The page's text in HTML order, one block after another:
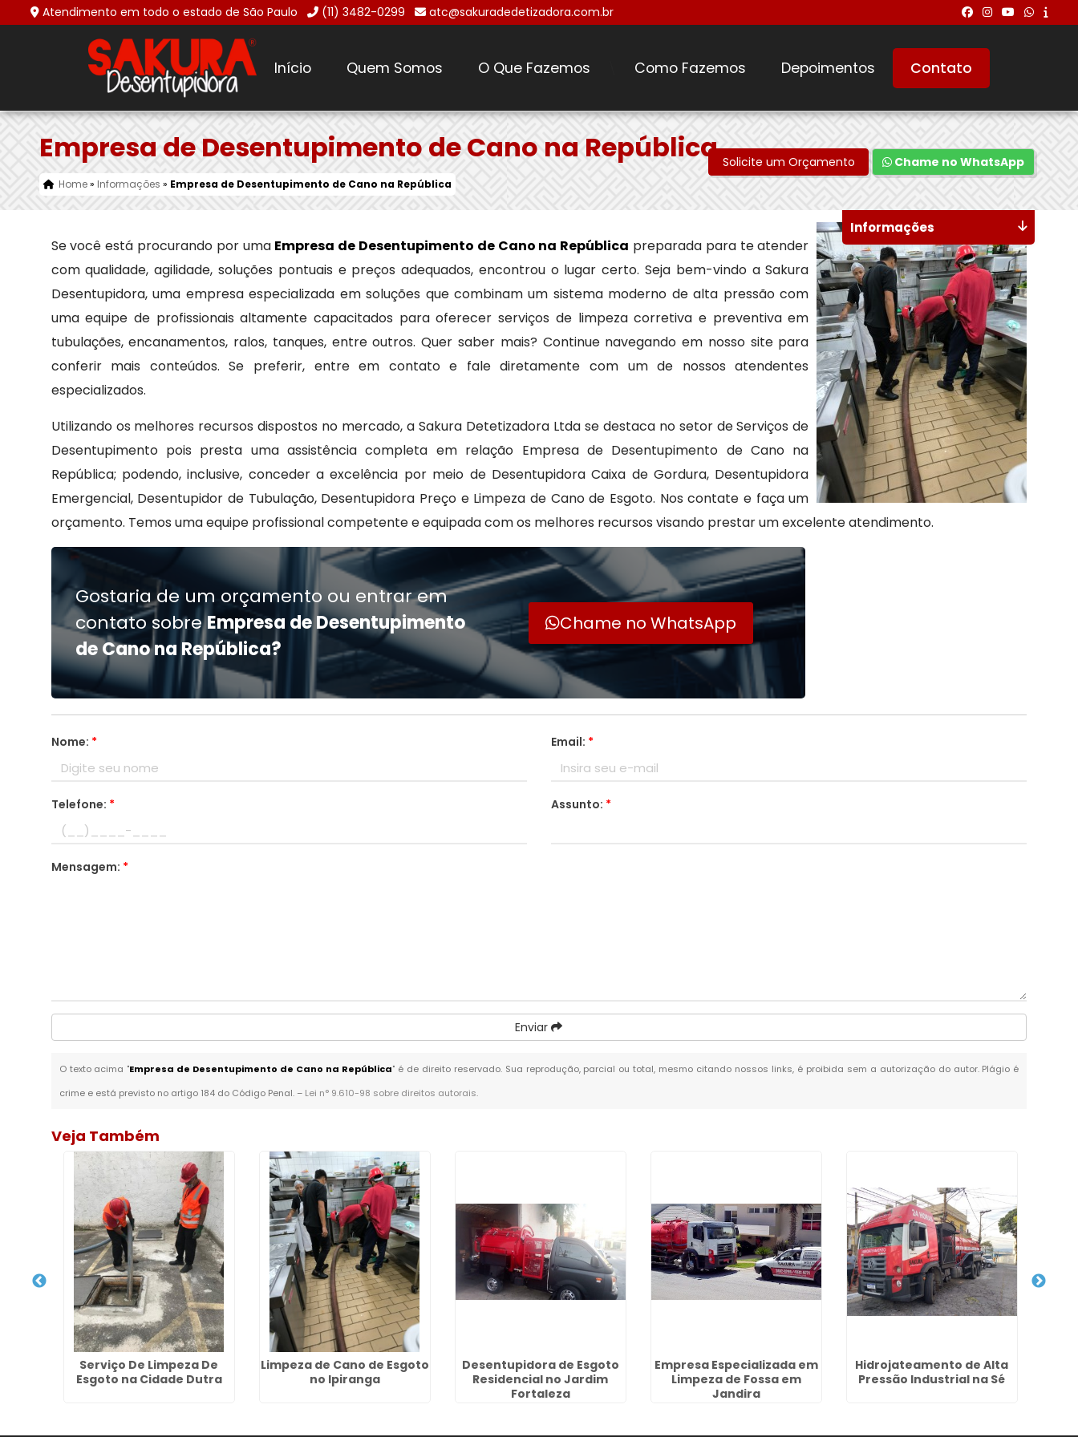
Atendimento em todo o estado de São Paulo (11) 3482-0299 atc@sakuradedetizadora.com.br
Início Quem Somos O Que Fazemos Como Fazemos Depoimentos Contato
Empresa de Desentupimento de Cano na República
Home» Informações » Empresa de Desentupimento de Cano na República
Solicite um Orçamento Chame no WhatsApp
Se você está procurando por uma Empresa de Desentupimento de Cano na República preparada para te atender
com qualidade, agilidade, soluções pontuais e preços adequados, encontrou o lugar certo. Seja bem-vindo a Sakura
Desentupidora, uma empresa especializada em soluções que combinam um sistema moderno de alta pressão com
uma equipe de profissionais altamente capacitados para oferecer serviços de limpeza corretiva e preventiva em
tubulações, encanamentos, ralos, tanques, entre outros. Quer saber mais? Continue navegando em nosso site para
conferir mais conteúdos. Se preferir, entre em contato e fale diretamente com um de nossos atendentes
especializados.
Utilizando os melhores recursos dispostos no mercado, a Sakura Detetizadora Ltda se destaca no setor de Serviços de
Desentupimento pois presta uma assistência completa em relação Empresa de Desentupimento de Cano na
República; podendo, inclusive, conceder a excelência por meio de Desentupidora Caixa de Gordura, Desentupidora
Emergencial, Desentupidor de Tubulação, Desentupidora Preço e Limpeza de Cano de Esgoto. Nos contate e faça um
orçamento. Temos uma equipe profissional competente e equipada com os melhores recursos visando prestar um excelente atendimento.
Gostaria de um orçamento ou entrar em
contato sobreEmpresa de Desentupimento
de Cano na República?
Chame no WhatsApp
Nome: * Email: *
Telefone: * Assunto: *
Mensagem: *
Enviar
O texto acima "Empresa de Desentupimento de Cano na República" é de direito reservado. Sua reprodução, parcial ou total, mesmo citando nossos links, é proibida sem a autorização do autor. Plágio é
crime e está previsto no artigo 184 do Código Penal. – Lei n° 9.610-98 sobre direitos autorais.
Informações
Veja Também
Serviço De Limpeza De
Esgoto na Cidade Dutra
Limpeza de Cano de Esgoto
no Ipiranga
Desentupidora de Esgoto
Residencial no Jardim
Fortaleza
Empresa Especializada em
Limpeza de Fossa em
Jandira
Hidrojateamento de Alta
Pressão Industrial na Sé